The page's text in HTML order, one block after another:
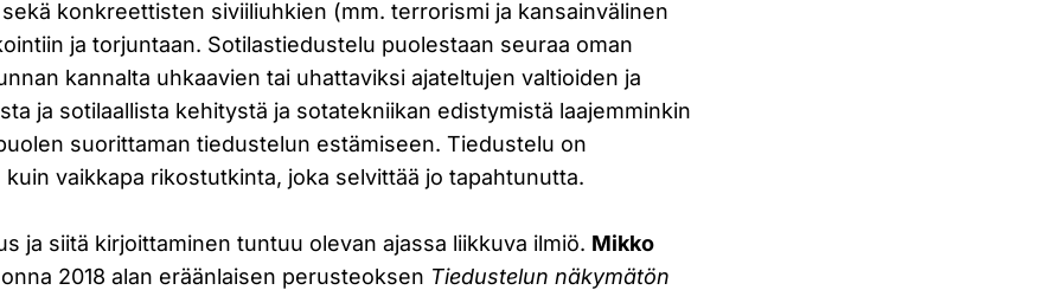
konkreettisten siviiliuhkien (mm. terrorismi ja kansainvälinen
ja torjuntaan. Sotilastiedustelu puolestaan seuraa oman
kannalta uhkaavien tai uhattaviksi ajateltujen valtioiden ja
ja sotilaallista kehitystä ja sotatekniikan edistymistä laajemminkin
suorittaman tiedustelun estämiseen. Tiedustelu on
vaikkapa rikostutkinta, joka selvittää jo tapahtunutta.
ja siitä kirjoittaminen tuntuu olevan ajassa liikkuva ilmiö. Mikko
2018 alan eräänlaisen perusteoksen Tiedustelun näkymätön